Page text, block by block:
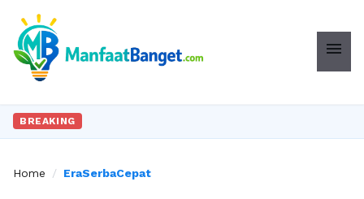
menu
BREAKING
Home / EraSerbaCepat